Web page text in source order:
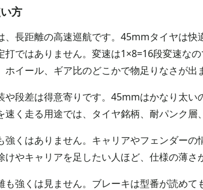
方
、長距離の高速巡航です。45mmタイヤは
打ではありません。変速は1×8=16段変速な
ホイール、ギア比のどこかで物足りなさが出
や段差は得意寄りです。45mmはかなり太
速く走る用途では、タイヤ銘柄、耐パンク層
強くはありません。キャリアやフェンダー
けやキャリアを足したい人ほど、仕様の薄さ
も強くは見ません。ブレーキは型番が読め